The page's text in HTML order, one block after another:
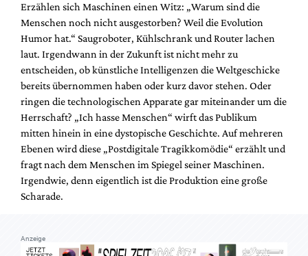
Newsletter
Redaktion
Autor:innen
Partner
Mediadaten
Suche
Erzählen sich Maschinen einen Witz: „Warum sind die
Menschen noch nicht ausgestorben? Weil die Evolution
Humor hat.“ Saugroboter, Kühlschrank und Router lachen
laut. Irgendwann in der Zukunft ist nicht mehr zu
entscheiden, ob künstliche Intelligenzen die Weltgeschicke
bereits übernommen haben oder kurz davor stehen. Oder
ringen die technologischen Apparate gar miteinander um die
Herrschaft? „Ich hasse Menschen“ wirft das Publikum
mitten hinein in eine dystopische Geschichte. Auf mehreren
Ebenen wird diese „Postdigitale Tragikkomödie“ erzählt und
fragt nach dem Menschen im Spiegel seiner Maschinen.
Irgendwie, denn eigentlich ist die Produktion eine große
Scharade.
Anzeige